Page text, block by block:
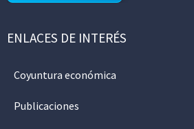
ENLACES DE INTERÉS
Coyuntura económica
Publicaciones